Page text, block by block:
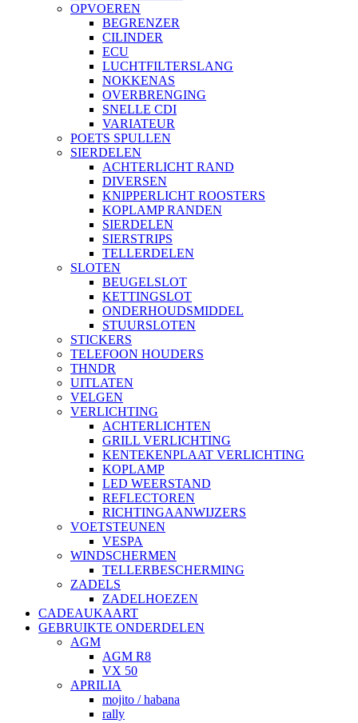
OPVOEREN
BEGRENZER
CILINDER
ECU
LUCHTFILTERSLANG
NOKKENAS
OVERBRENGING
SNELLE CDI
VARIATEUR
POETS SPULLEN
SIERDELEN
ACHTERLICHT RAND
DIVERSEN
KNIPPERLICHT ROOSTERS
KOPLAMP RANDEN
SIERDELEN
SIERSTRIPS
TELLERDELEN
SLOTEN
BEUGELSLOT
KETTINGSLOT
ONDERHOUDSMIDDEL
STUURSLOTEN
STICKERS
TELEFOON HOUDERS
THNDR
UITLATEN
VELGEN
VERLICHTING
ACHTERLICHTEN
GRILL VERLICHTING
KENTEKENPLAAT VERLICHTING
KOPLAMP
LED WEERSTAND
REFLECTOREN
RICHTINGAANWIJZERS
VOETSTEUNEN
VESPA
WINDSCHERMEN
TELLERBESCHERMING
ZADELS
ZADELHOEZEN
CADEAUKAART
GEBRUIKTE ONDERDELEN
AGM
AGM R8
VX 50
APRILIA
mojito / habana
rally